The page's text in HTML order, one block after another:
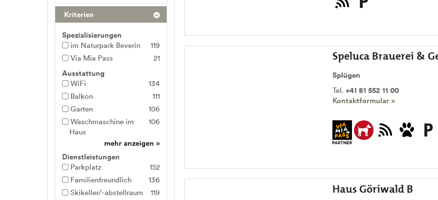
Speluca Brauerei &
Splügen
Tel. +41 81 552 11 00
Kontaktformular »
Haus Göriwald B
Kriterien
Spezialisierungen
119
im Naturpark Beverin
21
Via Mia Pass
Ausstattung
134
WiFi
111
Balkon
106
Garten
106
Waschmaschine im
Haus
mehr anzeigen »
Dienstleistungen
152
Parkplatz
136
Familienfreundlich
119
Skikeller/-abstellraum